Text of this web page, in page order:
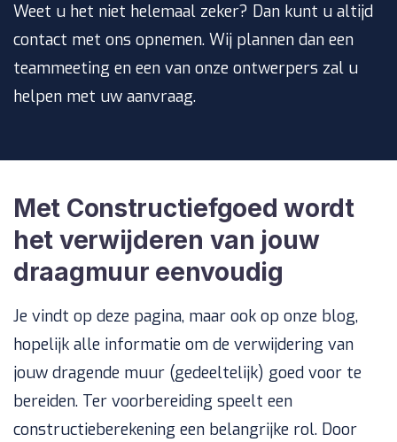
Weet u het niet helemaal zeker? Dan kunt u altijd
contact met ons opnemen. Wij plannen dan een
teammeeting en een van onze ontwerpers zal u
helpen met uw aanvraag.
Met Constructiefgoed wordt
het verwijderen van jouw
draagmuur eenvoudig
Je vindt op deze pagina, maar ook op onze blog,
hopelijk alle informatie om de verwijdering van
jouw dragende muur (gedeeltelijk) goed voor te
bereiden. Ter voorbereiding speelt een
constructieberekening een belangrijke rol. Door